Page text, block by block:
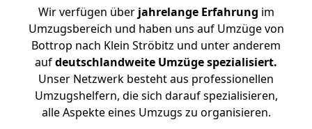
Wir verfügen überjahrelange Erfahrung im
Umzugsbereich und haben uns auf Umzüge von
Bottrop nach Klein Ströbitz und unter anderem
aufdeutschlandweite Umzüge spezialisiert.
Unser Netzwerk besteht aus professionellen
Umzugshelfern, die sich darauf spezialisieren,
alle Aspekte eines Umzugs zu organisieren.